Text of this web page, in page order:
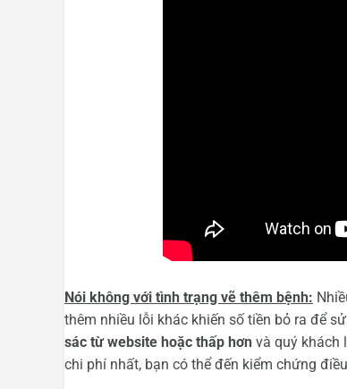
Nói không với tình trạng vẽ thêm bệnh:
thêm nhiều lỗi khác khiến số tiền bỏ ra để
sác từ website hoặc thấp hơn và quý khách
chi phí nhất, bạn có thể đến kiểm chứng